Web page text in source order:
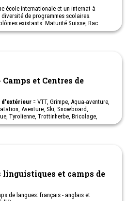
école internationale et un internat à
diversité de programmes scolaires.
existants: Maturité Suisse, Bac
et High School Diploma. Plus de 110
peinture, cuisine, jeux olympiques,
en forêt.)
d'extérieur = VTT, Grimpe, Aqua-aventure,
Aventure, Ski, Snowboard,
Tyrolienne, Trottinherbe, Bricolage,
Jumpland, Lasergame, Irtag,
enfants et adolescents. Cinq chalets
vaudois et valaisan, entre lac et
linguistiques et camps de
de langues: français - anglais et